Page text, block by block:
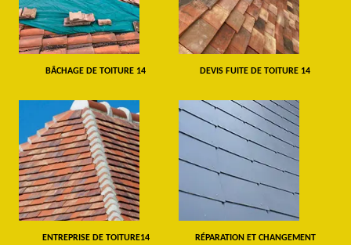
BÂCHAGE DE TOITURE 14 DEVIS FUITE DE TOITURE 14
ENTREPRISE DE TOITURE14
RÉPARATION ET CHANGEMENT